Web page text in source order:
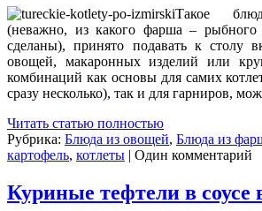
Такое
(неважно, из какого фарша –
сделаны), принято подавать к столу
овощей, макаронных изделий или
комбинаций как основы для самих
сразу несколько), так и для гарниров,
Читать статью полностью
Рубрика: Блюда из овощей, Блюда из
картофель, котлеты | Один комментарий
Куриные тефтели в соусе